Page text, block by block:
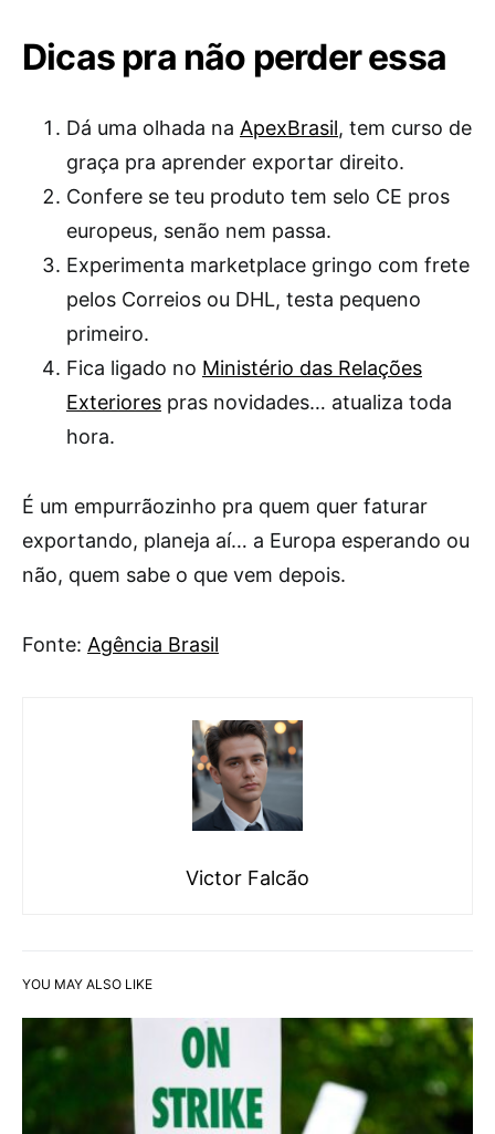
Dicas pra não perder essa
Dá uma olhada na ApexBrasil, tem curso de
graça pra aprender exportar direito.
Confere se teu produto tem selo CE pros
europeus, senão nem passa.
Experimenta marketplace gringo com frete
pelos Correios ou DHL, testa pequeno
primeiro.
Fica ligado no Ministério das Relações
Exteriores pras novidades… atualiza toda
hora.
É um empurrãozinho pra quem quer faturar
exportando, planeja aí… a Europa esperando ou
não, quem sabe o que vem depois.
Fonte: Agência Brasil
Victor Falcão
YOU MAY ALSO LIKE